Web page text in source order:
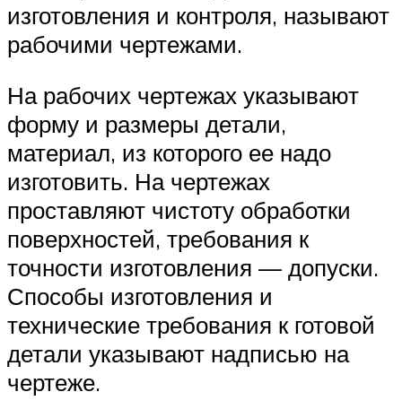
изготовления и контроля, называют
рабочими чертежами.
На рабочих чертежах указывают
форму и размеры детали,
материал, из которого ее надо
изготовить. На чертежах
проставляют чистоту обработки
поверхностей, требования к
точности изготовления — допуски.
Способы изготовления и
технические требования к готовой
детали указывают надписью на
чертеже.